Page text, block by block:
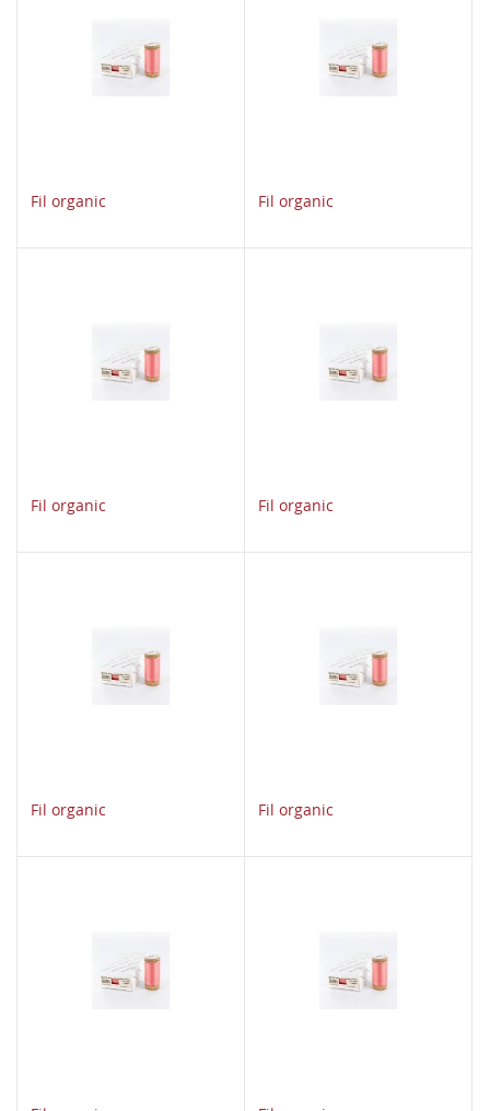
Fil organic Fil organic
Fil organic Fil organic
Fil organic Fil organic